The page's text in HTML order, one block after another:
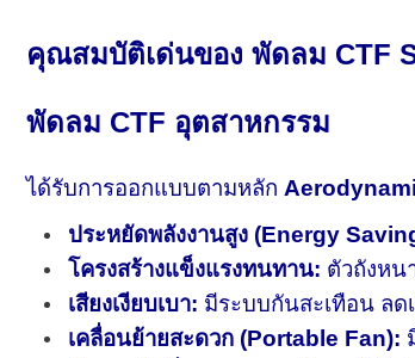
คุณสมบัติเด่นของ พัดลม CTF
พัดลม CTF อุตสาหกรรม
ได้รับการออกแบบตามหลัก
ประหยัดพลังงานสูง (Energy
โครงสร้างแข็งแรงทนทาน: ตัวถังหน
เสียงเงียบเบา: มีระบบกันสะเทือน ล
เคลื่อนย้ายสะดวก (Portable Fan):